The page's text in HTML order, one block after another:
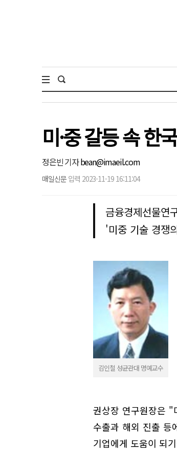
미·중 갈등 속 한
정은빈 기자bean@imaeil.com
매일신문 입력 2023-11-19 16:11:04
금융경제선물연
'미중 기술 경쟁
김인철 성균관대 명예교수
권상장 연구원장은 "
수출과 해외 진출 등
기업에게 도움이 되